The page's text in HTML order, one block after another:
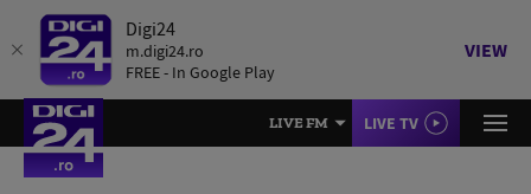
Digi24
m.digi24.ro
FREE - In Google Play
VIEW
LIVE FM LIVE TV